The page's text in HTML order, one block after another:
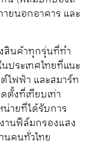
ยนอกอาคาร และ
สินค้าทุกรุ่นที่ทำ
ประเทศไทยที่แนะ
ไฟฟ้า และสมาร์ท
ตั้งที่เทียบเท่า
ายที่ได้รับการ
านฟีล์มกรองแสง
นคนทั่วไทย